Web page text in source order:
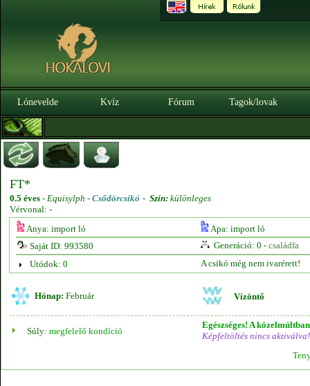
Lónevelde Kvíz Fórum Tagok/lovak
FT*
0.5 éves - Equisylph - Csődörcsikó - Szín: különleges
Vérvonal: -
Anya: import ló
Apa: import ló
Saját ID: 993580
Generáció: 0 - családfa
Utódok: 0
A csikó még nem ivarérett!
Hónap: Február Vízöntő
Súly: megfelelő kondíció
Egészséges! A
Képfeltöltés nincs aktiválva!